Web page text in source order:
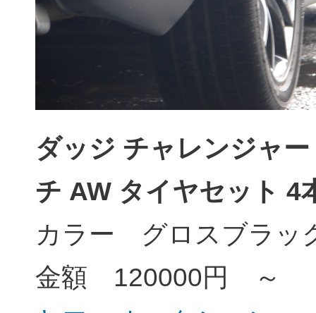
ダッジ チャレンジャ
チ AW タイヤセット 4
カラー グロスブラッ
金額 120000円 ～